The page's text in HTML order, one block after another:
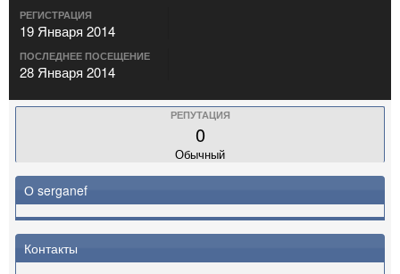
РЕГИСТРАЦИЯ
19 Января 2014
ПОСЛЕДНЕЕ ПОСЕЩЕНИЕ
28 Января 2014
РЕПУТАЦИЯ
0
Обычный
О serganef
Контакты